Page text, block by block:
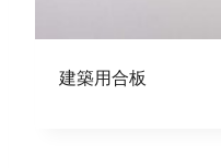
建築用合板